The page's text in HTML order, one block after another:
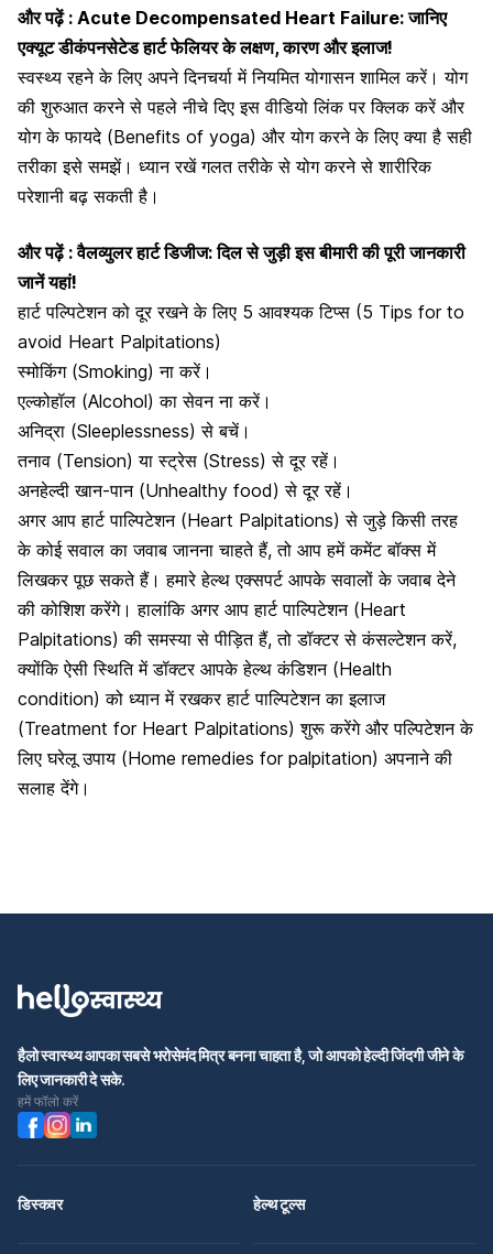
और पढ़ें : Acute Decompensated Heart Failure: जानिए
एक्यूट डीकंपनसेटेड हार्ट फेलियर के लक्षण, कारण और इलाज!
स्वस्थ्य रहने के लिए अपने दिनचर्या में नियमित योगासन शामिल करें। योग
की शुरुआत करने से पहले नीचे दिए इस वीडियो लिंक पर क्लिक करें और
योग के फायदे (Benefits of yoga) और योग करने के लिए क्या है सही
तरीका इसे समझें। ध्यान रखें गलत तरीके से योग करने से शारीरिक
परेशानी बढ़ सकती है।
और पढ़ें :वैलव्युलर हार्ट डिजीज: दिल से जुड़ी इस बीमारी की पूरी जानकारी
जानें यहां!
हार्ट पल्पिटेशन को दूर रखने के लिए 5 आवश्यक टिप्स (5 Tips for to
avoid Heart Palpitations)
स्मोकिंग (Smoking) ना करें।
एल्कोहॉल (Alcohol) का सेवन ना करें।
अन‍िद्रा (Sleeplessness) से बचें।
तनाव (Tension) या स्ट्रेस (Stress) से दूर रहें।
अनहेल्दी खान-पान (Unhealthy food) से दूर रहें।
अगर आप हार्ट पाल्पिटेशन (Heart Palpitations) से जुड़े किसी तरह
के कोई सवाल का जवाब जानना चाहते हैं, तो आप हमें कमेंट बॉक्स में
लिखकर पूछ सकते हैं। हमारे हेल्थ एक्सपर्ट आपके सवालों के जवाब देने
की कोशिश करेंगे। हालांकि अगर आप हार्ट पाल्पिटेशन (Heart
Palpitations) की समस्या से पीड़ित हैं, तो डॉक्टर से कंसल्टेशन करें,
क्योंकि ऐसी स्थिति में डॉक्टर आपके हेल्थ कंडिशन (Health
condition) को ध्यान में रखकर हार्ट पाल्पिटेशन का इलाज
(Treatment for Heart Palpitations) शुरू करेंगे और पल्पिटेशन के
लिए घरेलू उपाय (Home remedies for palpitation) अपनाने की
सलाह देंगे।
हैलो स्वास्थ्य आपका सबसे भरोसेमंद मित्र बनना चाहता है, जो आपको हेल्दी जिंदगी जीने के
लिए जानकारी दे सके.
हमें फॉलो करें
डिस्कवर हेल्थ टूल्स